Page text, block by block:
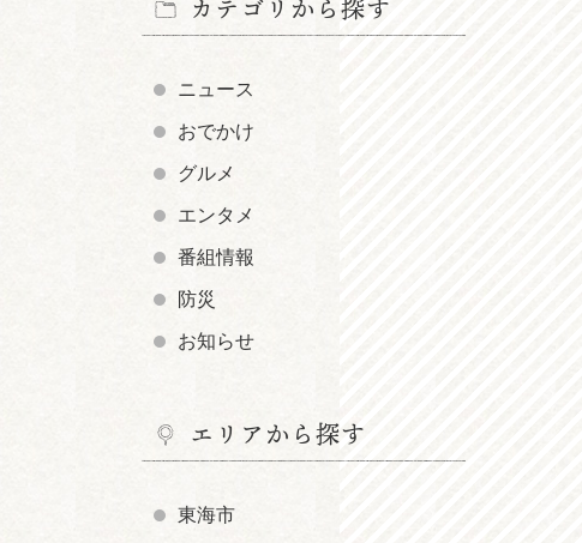
カテゴリから探す
ニュース
おでかけ
グルメ
エンタメ
番組情報
防災
お知らせ
エリアから探す
東海市